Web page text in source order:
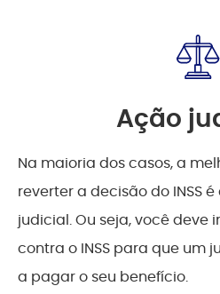
Ação
Na maioria dos casos, a
reverter a decisão do INSS
judicial. Ou seja, você deve
contra o INSS para que um
a pagar o seu benefício.